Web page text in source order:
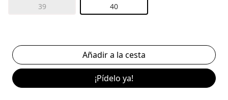
39 40
¡Pídelo ya!